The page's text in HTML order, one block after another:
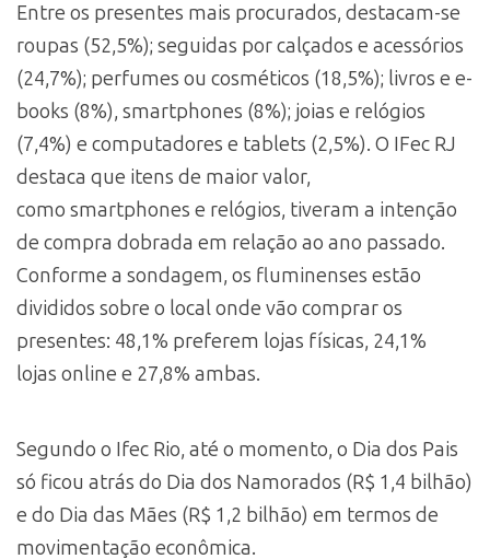
Entre os presentes mais procurados, destacam-se
roupas (52,5%); seguidas por calçados e acessórios
(24,7%); perfumes ou cosméticos (18,5%); livros e e-
books (8%), smartphones (8%); joias e relógios
(7,4%) e computadores e tablets (2,5%). O IFec RJ
destaca que itens de maior valor,
como smartphones e relógios, tiveram a intenção
de compra dobrada em relação ao ano passado.
Conforme a sondagem, os fluminenses estão
divididos sobre o local onde vão comprar os
presentes: 48,1% preferem lojas físicas, 24,1%
lojas online e 27,8% ambas.
Segundo o Ifec Rio, até o momento, o Dia dos Pais
só ficou atrás do Dia dos Namorados (R$ 1,4 bilhão)
e do Dia das Mães (R$ 1,2 bilhão) em termos de
movimentação econômica.